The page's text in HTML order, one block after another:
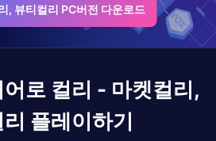
, 뷰티컬리 PC버전 다운로드
로 컬리 - 마켓컬리,
플레이하기